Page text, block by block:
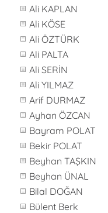
Ali KAPLAN
Ali KÖSE
Ali ÖZTÜRK
Ali PALTA
Ali SERİN
Ali YILMAZ
Arif DURMAZ
Ayhan ÖZCAN
Bayram POLAT
Bekir POLAT
Beyhan TAŞKIN
Beyhan ÜNAL
Bilal DOĞAN
Bülent Berk